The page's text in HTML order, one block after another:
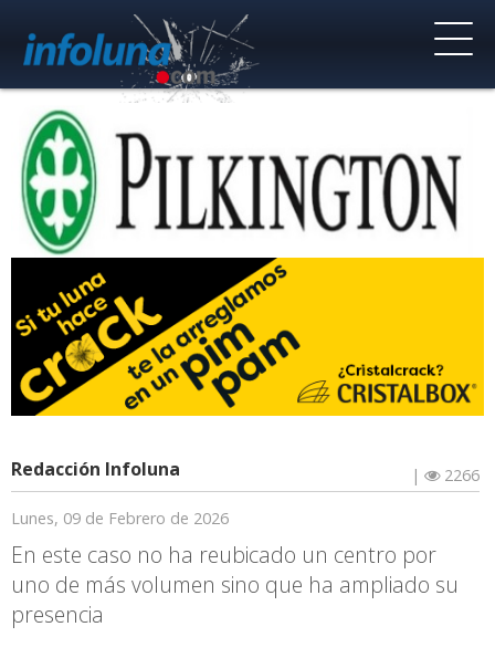
Redacción Infoluna | 2266
Lunes, 09 de Febrero de 2026
En este caso no ha reubicado un centro por
uno de más volumen sino que ha ampliado su
presencia